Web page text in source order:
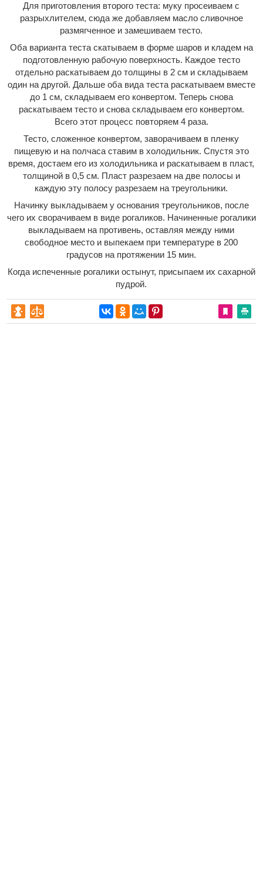
Для приготовления второго теста: муку просеиваем с
разрыхлителем, сюда же добавляем масло сливочное
размягченное и замешиваем тесто.
Оба варианта теста скатываем в форме шаров и кладем на
подготовленную рабочую поверхность. Каждое тесто
отдельно раскатываем до толщины в 2 см и складываем
один на другой. Дальше оба вида теста раскатываем вместе
до 1 см, складываем его конвертом. Теперь снова
раскатываем тесто и снова складываем его конвертом.
Всего этот процесс повторяем 4 раза.
Тесто, сложенное конвертом, заворачиваем в пленку
пищевую и на полчаса ставим в холодильник. Спустя это
время, достаем его из холодильника и раскатываем в пласт,
толщиной в 0,5 см. Пласт разрезаем на две полосы и
каждую эту полосу разрезаем на треугольники.
Начинку выкладываем у основания треугольников, после
чего их сворачиваем в виде рогаликов. Начиненные рогалики
выкладываем на противень, оставляя между ними
свободное место и выпекаем при температуре в 200
градусов на протяжении 15 мин.
Когда испеченные рогалики остынут, присыпаем их сахарной
пудрой.